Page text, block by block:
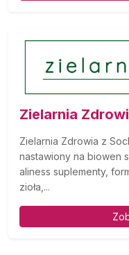
Zielarnia
Zielarnia Zdrowia z
nastawiony na biowen
aliness suplementy,
zioła,...